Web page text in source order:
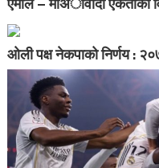
ओली पक्ष नेकपाको निर्णय :